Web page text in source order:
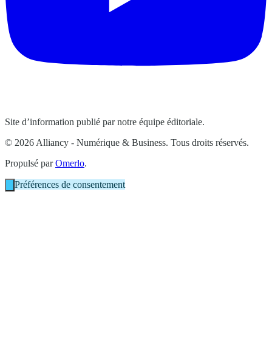
Site d’information publié par notre équipe éditoriale.
© 2026 Alliancy - Numérique & Business. Tous droits réservés.
Propulsé parOmerlo.
Préférences de consentement